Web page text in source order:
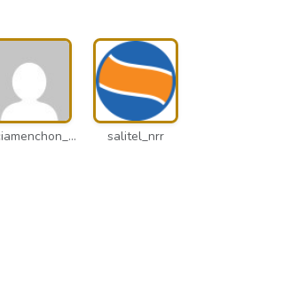
garciamenchon_puz salitel_nrr